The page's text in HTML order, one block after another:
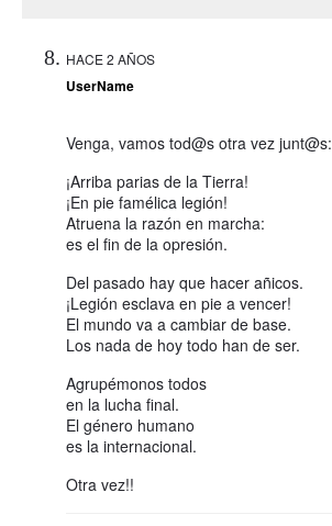
HACE 2 AÑOS
UserName
Venga, vamos tod@s otra vez junt@s:
¡Arriba parias de la Tierra!
¡En pie famélica legión!
Atruena la razón en marcha:
es el fin de la opresión.
Del pasado hay que hacer añicos.
¡Legión esclava en pie a vencer!
El mundo va a cambiar de base.
Los nada de hoy todo han de ser.
Agrupémonos todos
en la lucha final.
El género humano
es la internacional.
Otra vez!!